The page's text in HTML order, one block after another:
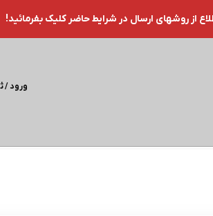
از روشهای ارسال در شرایط حاضر کلیک بفرمائید!
ورود /